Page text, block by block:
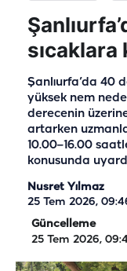
sıcaklara
Şanlıurfa’da 40
yüksek nem
derecenin
artarken
10.00–16.00
konusunda
Nusret Yılmaz
25 Tem 2026,
Güncelleme
25 Tem 2026,